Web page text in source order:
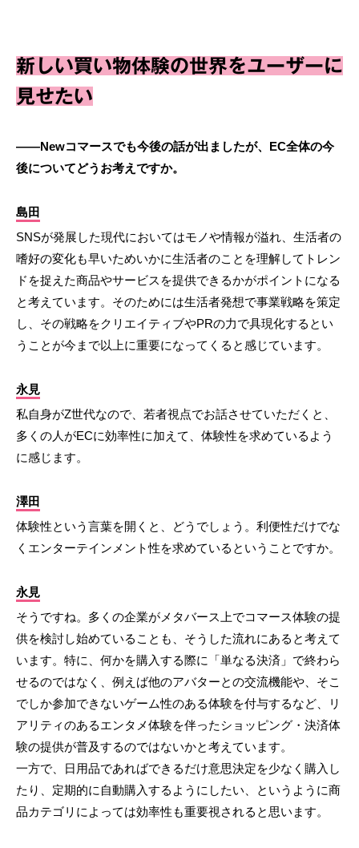
新しい買い物体験の世界をユーザーに
見せたい
――Newコマースでも今後の話が出ましたが、EC全体の今
後についてどうお考えですか。
島田
SNSが発展した現代においてはモノや情報が溢れ、生活者の
嗜好の変化も早いためいかに生活者のことを理解してトレン
ドを捉えた商品やサービスを提供できるかがポイントになる
と考えています。そのためには生活者発想で事業戦略を策定
し、その戦略をクリエイティブやPRの力で具現化するとい
うことが今まで以上に重要になってくると感じています。
永見
私自身がZ世代なので、若者視点でお話させていただくと、
多くの人がECに効率性に加えて、体験性を求めているよう
に感じます。
澤田
体験性という言葉を開くと、どうでしょう。利便性だけでな
くエンターテインメント性を求めているということですか。
永見
そうですね。多くの企業がメタバース上でコマース体験の提
供を検討し始めていることも、そうした流れにあると考えて
います。特に、何かを購入する際に「単なる決済」で終わら
せるのではなく、例えば他のアバターとの交流機能や、そこ
でしか参加できないゲーム性のある体験を付与するなど、リ
アリティのあるエンタメ体験を伴ったショッピング・決済体
験の提供が普及するのではないかと考えています。
一方で、日用品であればできるだけ意思決定を少なく購入し
たり、定期的に自動購入するようにしたい、というように商
品カテゴリによっては効率性も重要視されると思います。